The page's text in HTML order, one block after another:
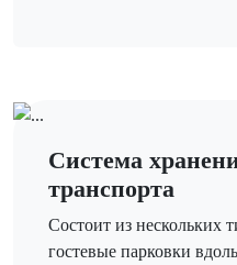
Система
транспорта
Состоит из нескольких
гостевые парковки